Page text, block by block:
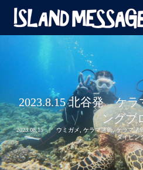
2023.8.15 北谷発 ケ
ングブ
2023.08.15 ウミガメ ケラマ諸島,ケラマ諸
ダイビン